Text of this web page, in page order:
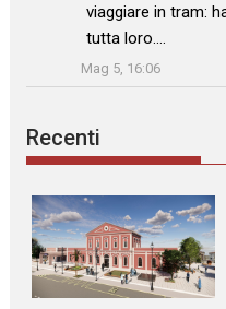
viaggiare in tram:
tutta loro.…
”
Mag 5, 16:06
Recenti